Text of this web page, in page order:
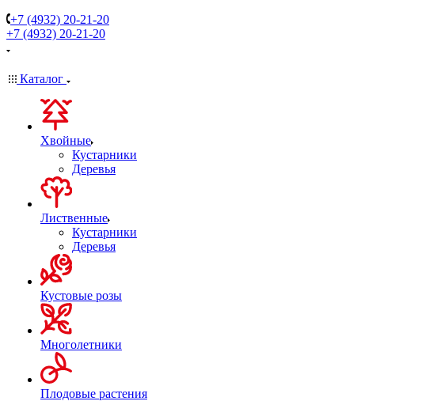
+7 (4932) 20-21-20
+7 (4932) 20-21-20
Каталог
Хвойные
Кустарники
Деревья
Лиственные
Кустарники
Деревья
Кустовые розы
Многолетники
Плодовые растения